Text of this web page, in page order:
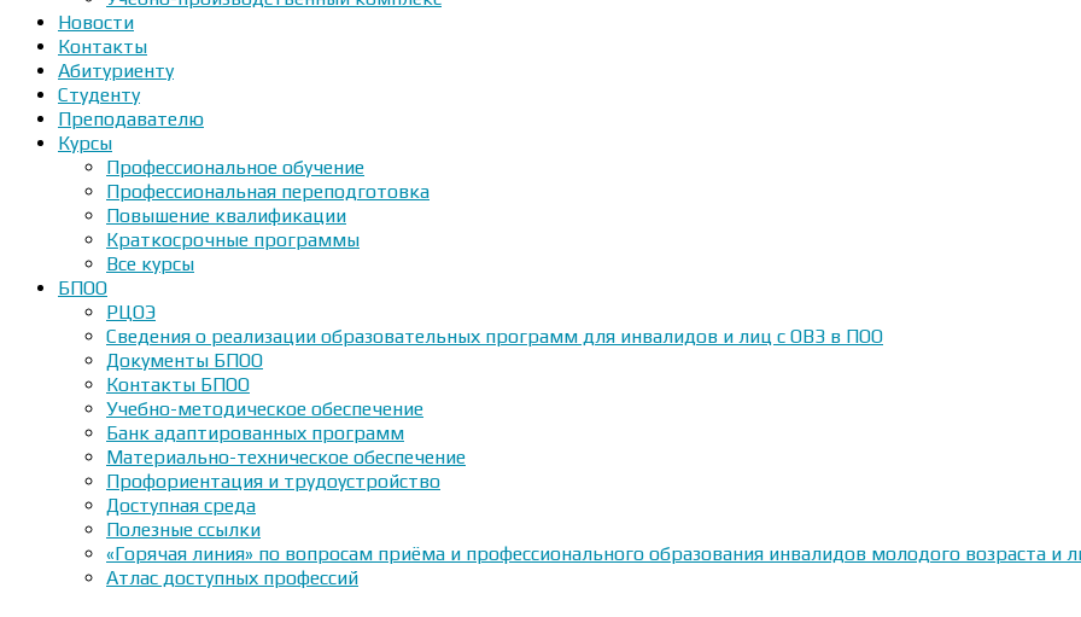
Новости
Контакты
Абитуриенту
Студенту
Преподавателю
Курсы
Профессиональное обучение
Профессиональная переподготовка
Повышение квалификации
Краткосрочные программы
Все курсы
БПОО
РЦОЭ
Сведения о реализации образовательных программ для инвалидов и лиц с ОВЗ в ПОО
Документы БПОО
Контакты БПОО
Учебно-методическое обеспечение
Банк адаптированных программ
Материально-техническое обеспечение
Профориентация и трудоустройство
Доступная среда
Полезные ссылки
«Горячая линия» по вопросам приёма и профессионального образования инвалидов молодого возраста
Атлас доступных профессий